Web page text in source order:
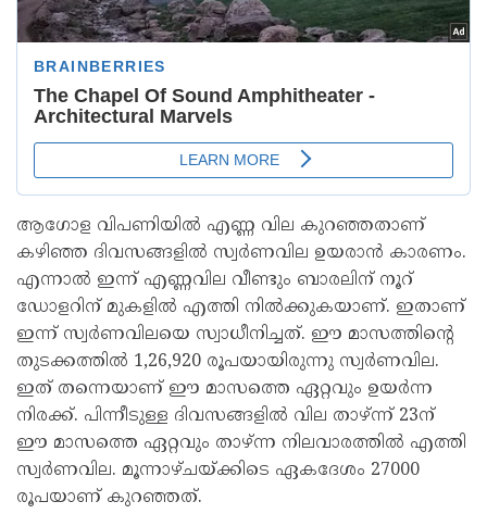
ആഗോള വിപണിയില്‍ എണ്ണ വില കുറഞ്ഞതാണ്
കഴിഞ്ഞ ദിവസങ്ങളില്‍ സ്വര്‍ണവില ഉയരാന്‍ കാരണം.
എന്നാല്‍ ഇന്ന് എണ്ണവില വീണ്ടും ബാരലിന് നൂറ്
ഡോളറിന് മുകളില്‍ എത്തി നില്‍ക്കുകയാണ്. ഇതാണ്
ഇന്ന് സ്വര്‍ണവിലയെ സ്വാധീനിച്ചത്. ഈ മാസത്തിന്റെ
തുടക്കത്തില്‍ 1,26,920 രൂപയായിരുന്നു സ്വര്‍ണവില.
ഇത് തന്നെയാണ് ഈ മാസത്തെ ഏറ്റവും ഉയര്‍ന്ന
നിരക്ക്. പിന്നീടുള്ള ദിവസങ്ങളില്‍ വില താഴ്ന്ന് 23ന്
ഈ മാസത്തെ ഏറ്റവും താഴ്ന്ന നിലവാരത്തില്‍ എത്തി
സ്വര്‍ണവില. മൂന്നാഴ്ചയ്ക്കിടെ ഏകദേശം 27000
രൂപയാണ് കുറഞ്ഞത്.